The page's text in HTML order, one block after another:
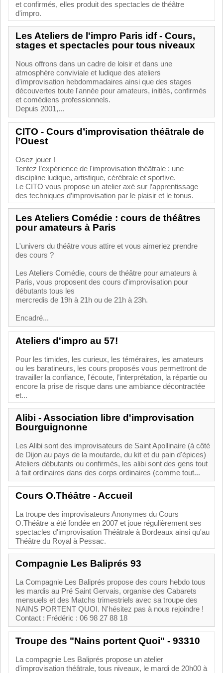
et confirmés, elles produit des spectacles de théâtre
d'impro.
Les Ateliers de l'impro Paris idf - Cours,
stages et spectacles pour tous niveaux
Nous offrons dans un cadre de loisir et dans une
atmosphère conviviale et ludique des ateliers
d'improvisation hebdommadaires ainsi que des stages
découvertes toute l'année pour amateurs, initiés, confirmés
et comédiens professionnels.
Depuis 2001,...
CITO - Cours d’improvisation théâtrale de
l’Ouest
Osez jouer !
Tentez l’expérience de l'improvisation théâtrale : une
discipline ludique, artistique, cérébrale et sportive.
Le CITO vous propose un atelier axé sur l’apprentissage
des techniques d’improvisation par le plaisir et le tonus.
Les Ateliers Comédie : cours de théâtres
pour amateurs à Paris
L'univers du théâtre vous attire et vous aimeriez prendre
des cours ?
Les Ateliers Comédie, cours de théâtre pour amateurs à
Paris, vous proposent des cours d'improvisation pour
débutants tous les
mercredis de 19h à 21h ou de 21h à 23h.
Encadré...
Ateliers d'impro au 57!
Pour les timides, les curieux, les téméraires, les amateurs
ou les baratineurs, les cours proposés vous permettront de
travailler la confiance, l'écoute, l’interprétation, la répartie ou
encore la prise de risque dans une ambiance décontractée
et...
Alibi - Association libre d'improvisation
Bourguignonne
Les Alibi sont des improvisateurs de Saint Apollinaire (à côté
de Dijon au pays de la moutarde, du kit et du pain d'épices)
Ateliers débutants ou confirmés, les alibi sont des gens tout
à fait ordinaires dans des corps ordinaires (comme tout...
Cours O.Théâtre - Accueil
La troupe des improvisateurs Anonymes du Cours
O.Théâtre a été fondée en 2007 et joue régulièrement ses
spectacles d'improvisation Théâtrale à Bordeaux ainsi qu'au
Théâtre du Royal à Pessac.
Compagnie Les Baliprés 93
La Compagnie Les Baliprés propose des cours hebdo tous
les mardis au Pré Saint Gervais, organise des Cabarets
mensuels et des Matchs trimestriels avec sa troupe des
NAINS PORTENT QUOI. N'hésitez pas à nous rejoindre !
Contact : Frédéric : 06 98 27 88 18
Troupe des "Nains portent Quoi" - 93310
La compagnie Les Baliprés propose un atelier
d'improvisation théâtrale, tous niveaux, le mardi de 20h00 à